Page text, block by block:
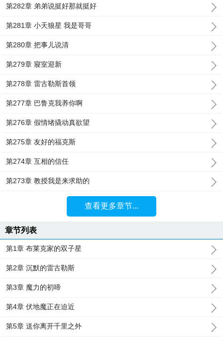
第282章 弟弟说挺好那就挺好
第281章 小天狼星 我是哥哥
第280章 把事儿说清
第279章 寢室迎新
第278章 雷古勒斯首领
第277章 巴鲁克我养你啊
第276章 假情绪撬动真欲望
第275章 友好的福克斯
第274章 互相的信任
第273章 教授我是来求助的
查看更多章节...
章节列表
第1章 布莱克家的双子星
第2章 沉默的雷古勒斯
第3章 魔力的初啼
第4章 伏地魔正在迫近
第5章 送你离开千里之外